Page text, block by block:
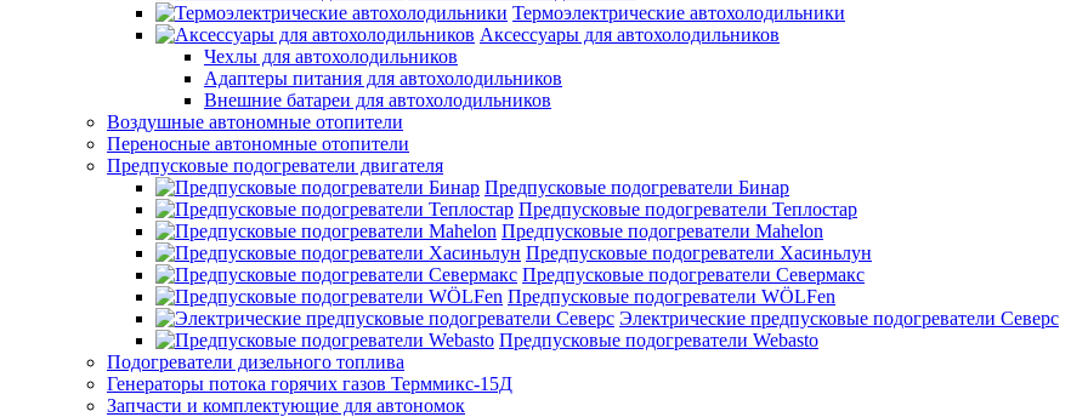
Термоэлектрические автохолодильники
Аксессуары для автохолодильников
Чехлы для автохолодильников
Адаптеры питания для автохолодильников
Внешние батареи для автохолодильников
Воздушные автономные отопители
Переносные автономные отопители
Предпусковые подогреватели двигателя
Предпусковые подогреватели Бинар
Предпусковые подогреватели Теплостар
Предпусковые подогреватели Mahelon
Предпусковые подогреватели Хасиньлун
Предпусковые подогреватели Севермакс
Предпусковые подогреватели WÖLFen
Электрические предпусковые подогреватели Северс
Предпусковые подогреватели Webasto
Подогреватели дизельного топлива
Генераторы потока горячих газов Терммикс-15Д
Запчасти и комплектующие для автономок